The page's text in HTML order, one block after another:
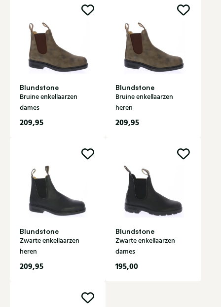
Blundstone
Bruine enkellaarzen
dames
209,95
Blundstone
Bruine enkellaarzen
heren
209,95
Blundstone
Zwarte enkellaarzen
heren
209,95
Blundstone
Zwarte enkellaarzen
dames
195,00